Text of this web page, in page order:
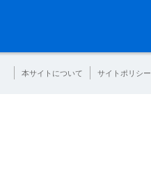
本サイトについて サイトポリシー